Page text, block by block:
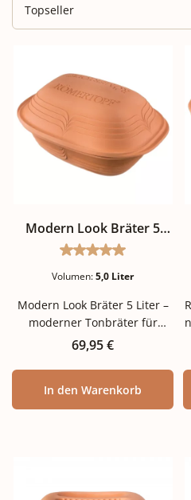
Modern Look Bräter 5
LiterDurchschnittliche
Volumen:5,0 Liter
Modern Look Bräter 5 Liter –
moderner Tonbräter für
Familien bis 6 Personen Wer
regelmäßig zum Essen
einlädt, braucht einen Bräter,
der genug Platz für ein
Regulärer Preis:
69,95 €
In den Warenkorb